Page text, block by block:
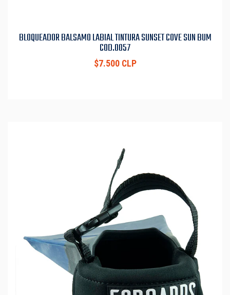
BLOQUEADOR BALSAMO LABIAL TINTURA SUNSET COVE SUN BUM
COD.0057
$7.500 CLP